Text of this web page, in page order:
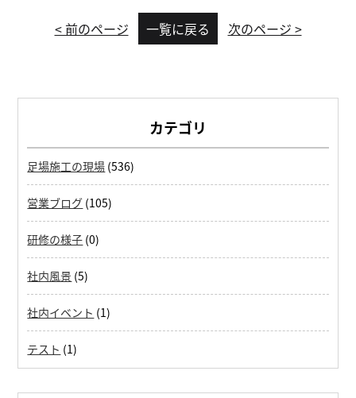
< 前のページ 一覧に戻る 次のページ >
カテゴリ
足場施工の現場 (536)
営業ブログ (105)
研修の様子 (0)
社内風景 (5)
社内イベント (1)
テスト (1)